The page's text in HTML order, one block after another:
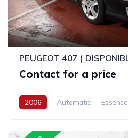
Contact for a price
2006 Automatic Essence